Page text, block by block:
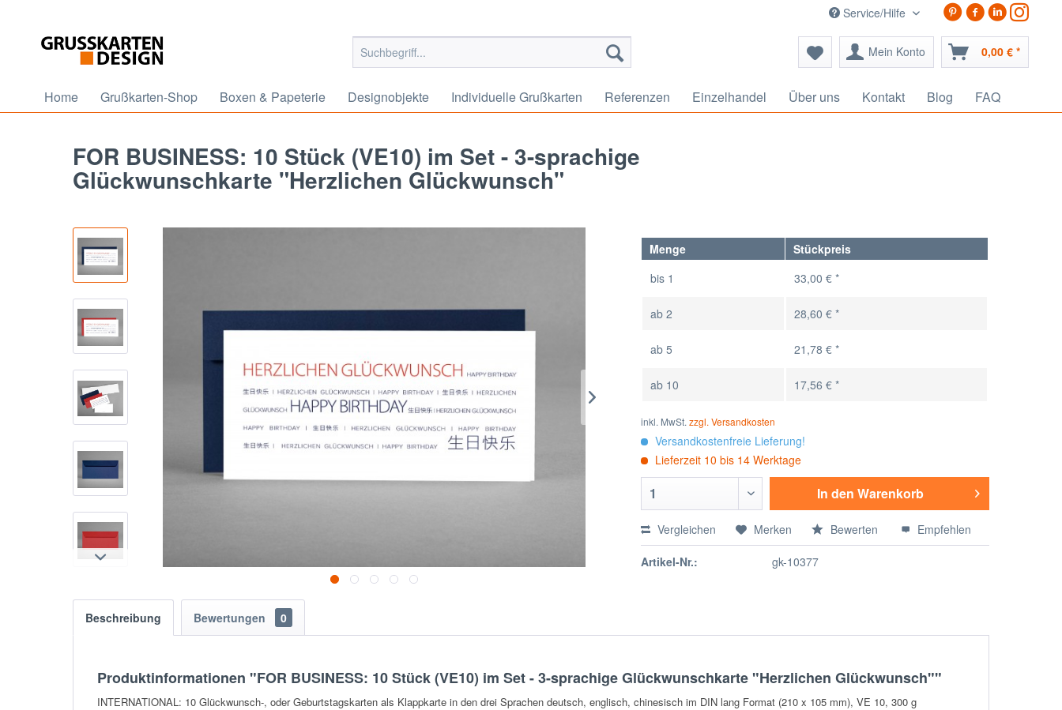
Service/Hilfe
Mein Konto 0,00 € *
Home Grußkarten-Shop Boxen & Papeterie Designobjekte Individuelle Grußkarten Referenzen Einzelhandel Über uns Kontakt Blog FAQ
FOR BUSINESS: 10 Stück (VE10) im Set - 3-sprachige
Glückwunschkarte "Herzlichen Glückwunsch"
Menge
Stückpreis
bis 1 33,00 € *
ab2 28,60 € *
ab5 21,78 € *
ab 10 17,56 € *
inkl. MwSt.zzgl. Versandkosten
Versandkostenfreie Lieferung!
Lieferzeit 10 bis 14 Werktage
In den Warenkorb
Vergleichen Merken Bewerten Empfehlen
Artikel-Nr.: gk-10377
Beschreibung Bewertungen 0
Produktinformationen "FOR BUSINESS: 10 Stück (VE10) im Set - 3-sprachige Glückwunschkarte "Herzlichen Glückwunsch""
INTERNATIONAL: 10 Glückwunsch-, oder Geburtstagskarten als Klappkarte in den drei Sprachen deutsch, englisch, chinesisch im DIN lang Format (210 x 105 mm), VE 10, 300 g